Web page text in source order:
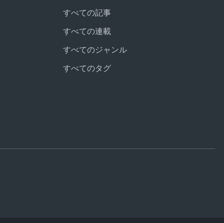
すべての記事
すべての連載
すべてのジャンル
すべてのタグ